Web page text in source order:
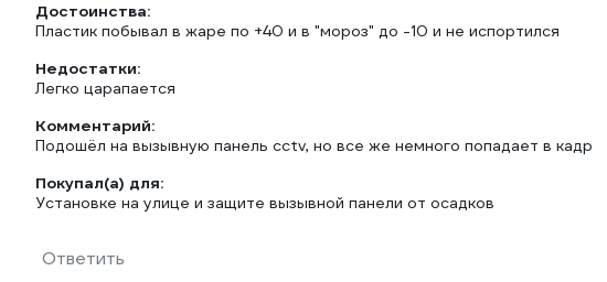
Достоинства:
Пластик побывал в жаре по +40 и в "мороз" до -10 и не испортился
Недостатки:
Легко царапается
Комментарий:
Подошёл на вызывную панель cctv, но все же немного попадает в кадр
Покупал(а) для:
Установке на улице и защите вызывной панели от осадков
Ответить